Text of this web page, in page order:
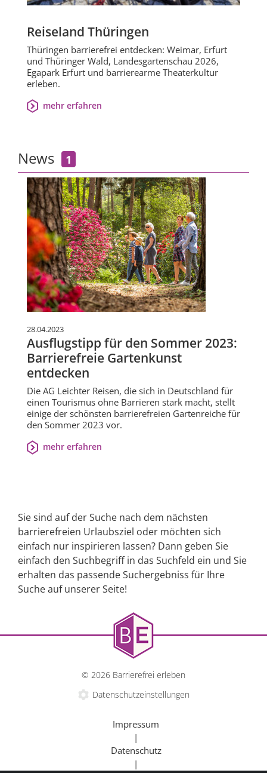
Reiseland Thüringen
Thüringen barrierefrei entdecken: Weimar, Erfurt
und Thüringer Wald, Landesgartenschau 2026,
Egapark Erfurt und barrierearme Theaterkultur
erleben.
mehr erfahren
News 1
28.04.2023
Ausflugstipp für den Sommer 2023:
Barrierefreie Gartenkunst
entdecken
Die AG Leichter Reisen, die sich in Deutschland für
einen Tourismus ohne Barrieren stark macht, stellt
einige der schönsten barrierefreien Gartenreiche für
den Sommer 2023 vor.
mehr erfahren
Sie sind auf der Suche nach dem nächsten
barrierefreien Urlaubsziel oder möchten sich
einfach nur inspirieren lassen? Dann geben Sie
einfach den Suchbegriff in das Suchfeld ein und Sie
erhalten das passende Suchergebniss für Ihre
Suche auf unserer Seite!
© 2026 Barrierefrei erleben
Datenschutzeinstellungen
Impressum
|
Datenschutz
|